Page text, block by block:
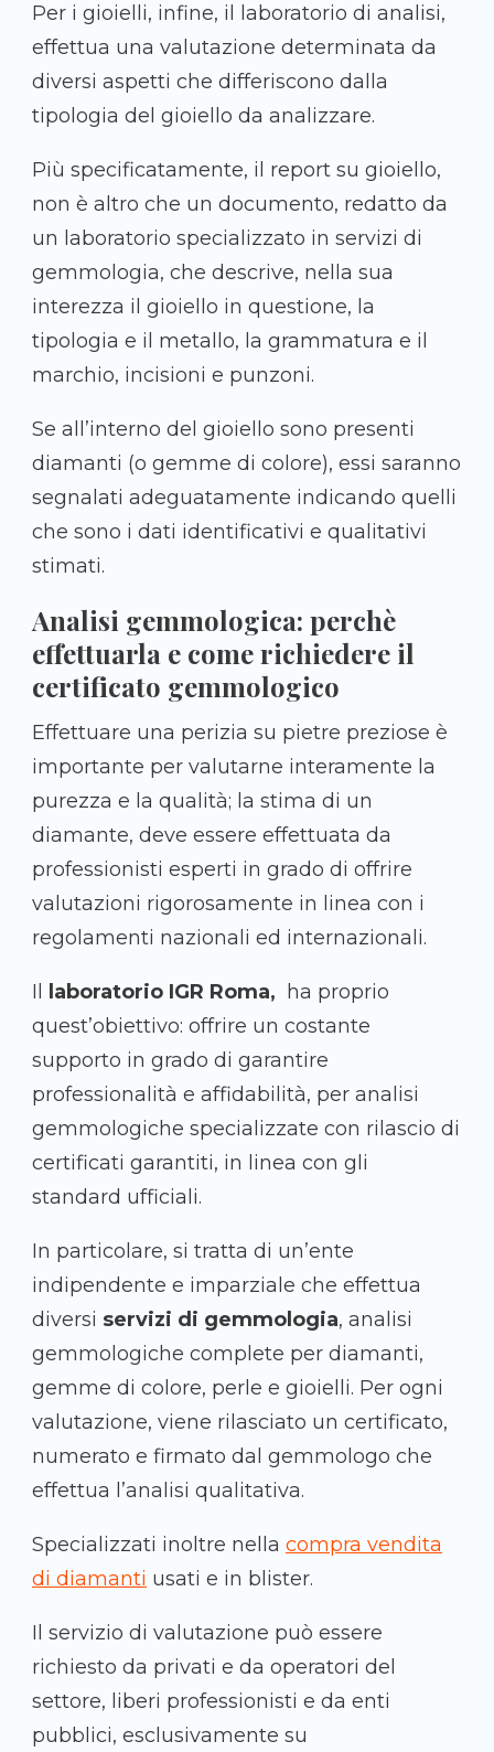
Per i gioielli, infine, il laboratorio di analisi,
effettua una valutazione determinata da
diversi aspetti che differiscono dalla
tipologia del gioiello da analizzare.
Più specificatamente, il report su gioiello,
non è altro che un documento, redatto da
un laboratorio specializzato in servizi di
gemmologia, che descrive, nella sua
interezza il gioiello in questione, la
tipologia e il metallo, la grammatura e il
marchio, incisioni e punzoni.
Se all’interno del gioiello sono presenti
diamanti (o gemme di colore), essi saranno
segnalati adeguatamente indicando quelli
che sono i dati identificativi e qualitativi
stimati.
Analisi gemmologica: perchè
effettuarla e come richiedere il
certificato gemmologico
Effettuare una perizia su pietre preziose è
importante per valutarne interamente la
purezza e la qualità; la stima di un
diamante, deve essere effettuata da
professionisti esperti in grado di offrire
valutazioni rigorosamente in linea con i
regolamenti nazionali ed internazionali.
Il laboratorio IGR Roma,
ha proprio
quest’obiettivo: offrire un costante
supporto in grado di garantire
professionalità e affidabilità, per analisi
gemmologiche specializzate con rilascio di
certificati garantiti, in linea con gli
standard ufficiali.
In particolare, si tratta di un’ente
indipendente e imparziale che effettua
diversi servizi di gemmologia, analisi
gemmologiche complete per diamanti,
gemme di colore, perle e gioielli. Per ogni
valutazione, viene rilasciato un certificato,
numerato e firmato dal gemmologo che
effettua l’analisi qualitativa.
Specializzati inoltre nella compra vendita
di diamanti usati e in blister.
Il servizio di valutazione può essere
richiesto da privati e da operatori del
settore, liberi professionisti e da enti
pubblici, esclusivamente su